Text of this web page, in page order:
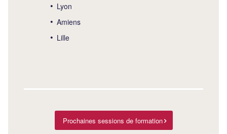
Lyon
Amiens
Lille
Prochaines sessions de formation